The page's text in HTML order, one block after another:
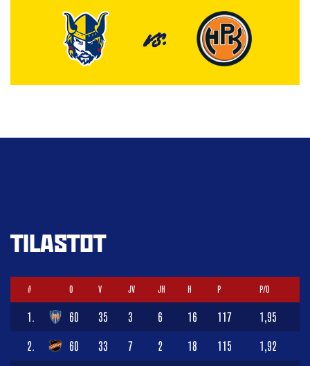
VS.
TILASTOT
# O V JV JH H P P/O
1. 60 35 3 6 16 117 1,95
2. 60 33 7 2 18 115 1,92